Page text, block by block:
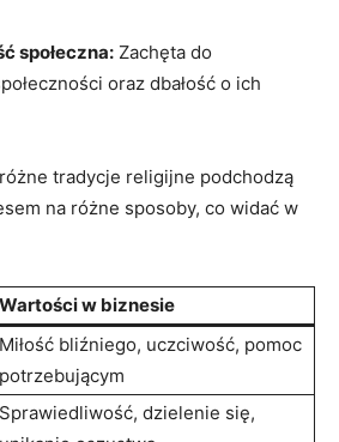
społeczna: Zachęta do
oraz dbałość o ich
tradycje religijne podchodzą
na różne sposoby, co widać w
Wartości w biznesie
Miłość bliźniego, uczciwość, pomoc
potrzebującym
Sprawiedliwość, dzielenie się,